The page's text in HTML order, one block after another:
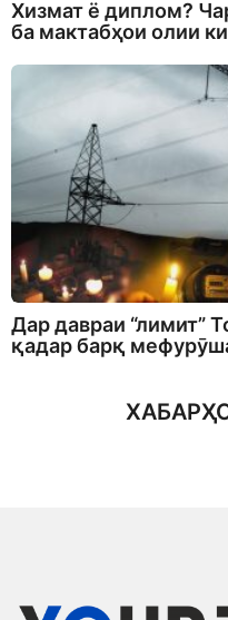
Хизмат ё диплом?
ба мактабҳои олии
Дар давраи “лимит”
қадар барқ